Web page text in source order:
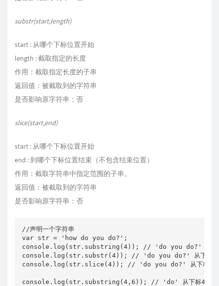
substr(start,length)
start : 从哪个下标位置开始
length : 截取指定的长度
作用：截取指定长度的子串
返回值：被截取到的字符串
是否影响原字符串：否
slice(start,end)
start : 从哪个下标位置开始
end : 到哪个下标位置结束（不包含结束位置）
作用：截取字符串中指定范围的子串。
返回值：被截取到的字符串
是否影响原字符串：否
//声明一个字符串
var str = 'how do you do?';
console.log(str.substring(4)); // 'do you do?' 从下标4
console.log(str.substr(4)); // 'do you do?' 从下标4开始
console.log(str.slice(4)); // 'do you do?' 从下标4开始
console.log(str.substring(4,6)); // 'do' 从下标4开始截取